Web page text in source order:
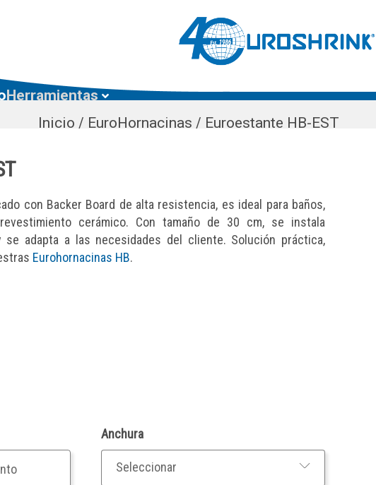
Herramientas
Inicio / EuroHornacinas / Euroestante HB-EST
con Backer Board de alta resistencia, es ideal para baños,
cerámico. Con tamaño de 30 cm, se instala
adapta a las necesidades del cliente. Solución práctica,
Eurohornacinas HB.
Anchura